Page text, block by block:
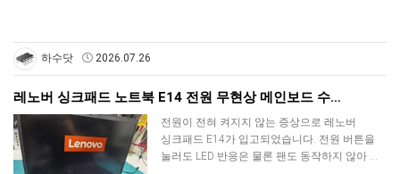
하수닷 2026.07.26
레노버 싱크패드 노트북 E14 전원 무현상 메인보드 수…
전원이 전혀 켜지지 않는 증상으로 레노버
싱크패드 E14가 입고되었습니다. 전원 버튼을
눌러도 LED 반응은 물론 팬도 동작하지 않아 …